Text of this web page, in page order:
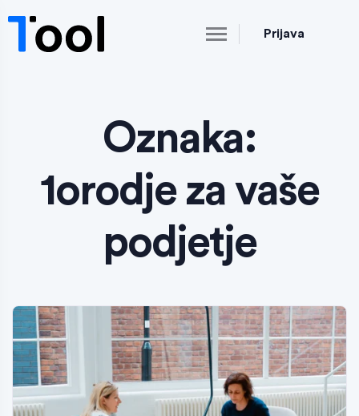
Prijava
Oznaka:
1orodje za vaše
podjetje